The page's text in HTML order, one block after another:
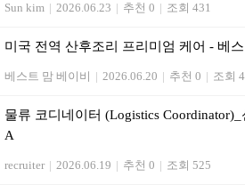
Sun kim | 2026.06.23 | 추천 0 | 조회 431
미국 전역 산후조리 프리미엄 케어 - 베
베스트 맘 베이비 | 2026.06.20 | 추천 0 | 조회
물류 코디네이터 (Logistics
A
recruiter | 2026.06.19 | 추천 0 | 조회 525